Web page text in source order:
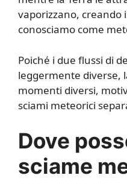
vaporizzano, creando
conosciamo come
Poiché i due flussi di
leggermente diverse,
momenti diversi,
sciami meteorici
Dove
sciame